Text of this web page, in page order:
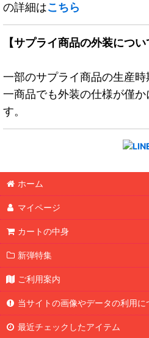
の詳細はこちら
【サプライ商品の外装につい
一部のサプライ商品の生産
一商品でも外装の仕様が僅
す。
ホーム
マイページ
カートの中身
新弾特集
ご利用案内
当サイトの画像やデータの利用に
最近チェックしたアイテム